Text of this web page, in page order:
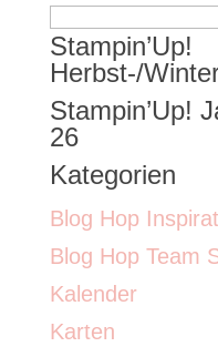
Suchen
nach:
Stampin’Up!
Herbst-/
Stampin’Up!
26
Kategorien
Blog Hop
Blog Hop Team
Kalender
Karten